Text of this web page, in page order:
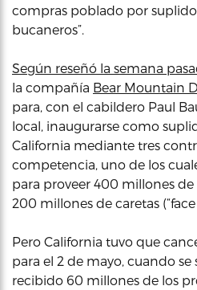
compras poblado por
bucaneros”.
Según reseñó la semana
la compañía Bear Mountain
para, con el cabildero Paul
local, inaugurarse como
California mediante tres
competencia, uno de los
para proveer 400 millones
200 millones de caretas (“face
Pero California tuvo que
para el 2 de mayo, cuando
recibido 60 millones de los